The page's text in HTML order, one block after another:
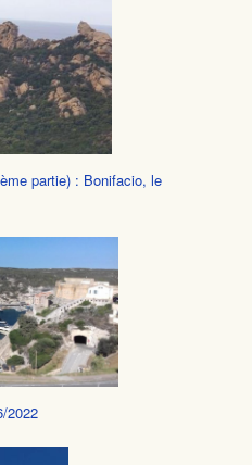
partie) : Bonifacio, le
2022